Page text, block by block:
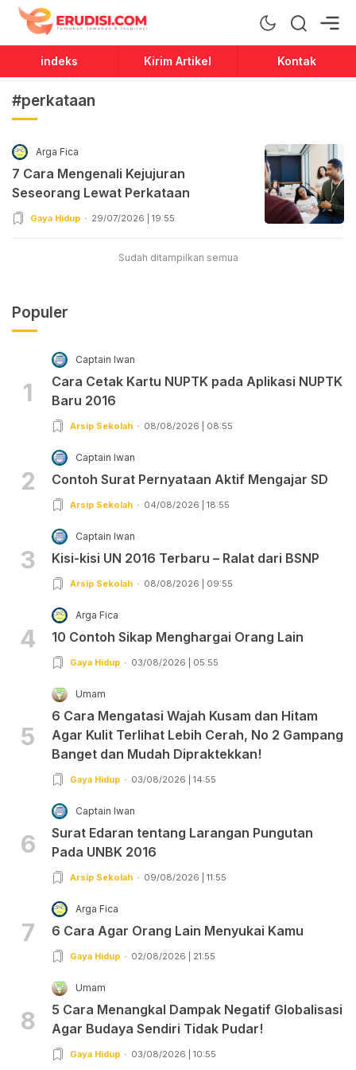
Erudisi
Temukan Jawaban dan Inspirasi
indeks Kirim Artikel Kontak
#perkataan
Arga Fica
7 Cara Mengenali Kejujuran
Seseorang Lewat Perkataan
Gaya Hidup 29/07/2026 | 19:55
Sudah ditampilkan semua
Populer
1
Captain Iwan
Cara Cetak Kartu NUPTK pada Aplikasi NUPTK
Baru 2016
Arsip Sekolah 08/08/2026 | 08:55
2
Captain Iwan
Contoh Surat Pernyataan Aktif Mengajar SD
Arsip Sekolah 04/08/2026 | 18:55
3
Captain Iwan
Kisi-kisi UN 2016 Terbaru – Ralat dari BSNP
Arsip Sekolah 08/08/2026 | 09:55
4
Arga Fica
10 Contoh Sikap Menghargai Orang Lain
Gaya Hidup 03/08/2026 | 05:55
5
Umam
6 Cara Mengatasi Wajah Kusam dan Hitam
Agar Kulit Terlihat Lebih Cerah, No 2 Gampang
Banget dan Mudah Dipraktekkan!
Gaya Hidup 03/08/2026 | 14:55
6
Captain Iwan
Surat Edaran tentang Larangan Pungutan
Pada UNBK 2016
Arsip Sekolah 09/08/2026 | 11:55
7
Arga Fica
6 Cara Agar Orang Lain Menyukai Kamu
Gaya Hidup 02/08/2026 | 21:55
8
Umam
5 Cara Menangkal Dampak Negatif Globalisasi
Agar Budaya Sendiri Tidak Pudar!
Gaya Hidup 03/08/2026 | 10:55